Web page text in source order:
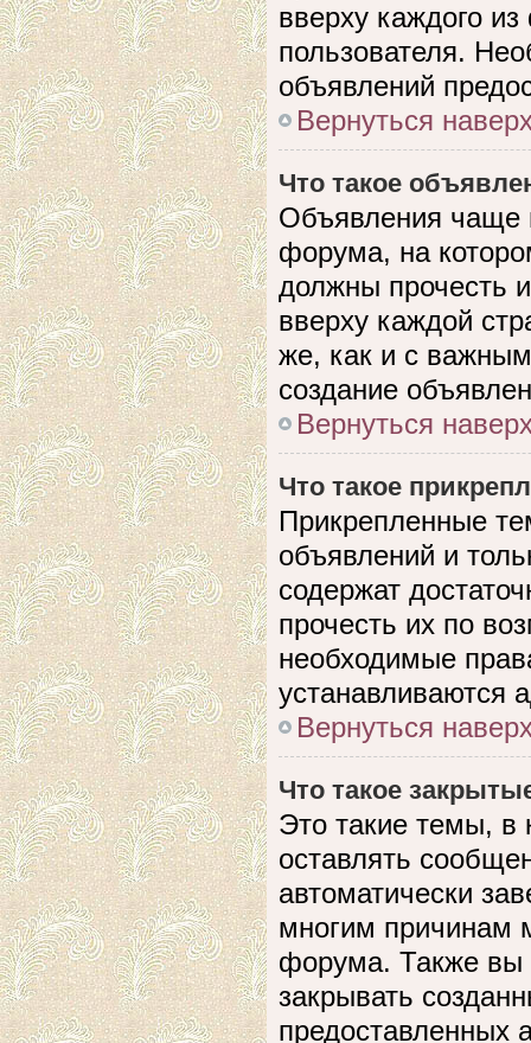
вверху каждого
пользователя.
объявлений
Вернуться
Что такое
Объявления чаще
форума, на
должны прочесть
вверху каждой
же, как и с
создание
Вернуться
Что такое
Прикрепленные
объявлений и
содержат
прочесть их по
необходимые
устанавливаются
Вернуться
Что такое
Это такие темы, в
оставлять
автоматически
многим причинам
форума. Также вы
закрывать
предоставленных